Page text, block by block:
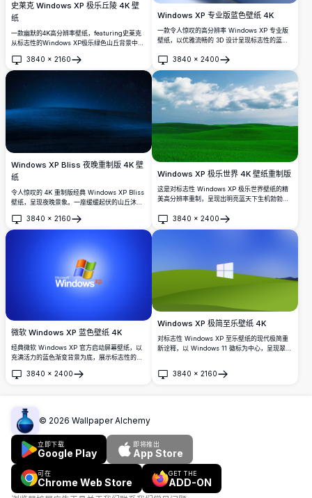
史莱克 Windows XP 极乐丘陵 4K 壁
纸
一款幽默的4K高分辨率壁纸，featuring史莱克
从标志性的Windows XP极乐绿色山丘背景中现
喜爱的梦工厂动画完美结合。
3840 × 2160
打开
Windows XP 专业版蓝色壁纸 4K
一款令人惊叹的高分辨率 Windows XP 专业版
壁纸，以优雅流畅的 3D 设计呈现标志性的蓝色
时尚专业的美感。
3840 × 2400
打开
Windows XP Bliss 夜晚重制版 4K 壁
纸
令人惊叹的 4K 重制版经典 Windows XP Bliss
壁纸，呈现夜晚景象。一座缓缓起伏的山丘沐浴
空，营造出宁静而富有氛围感的夜间景观。
3840 × 2160
打开
Windows XP 极乐世界 4K 壁纸重制版
这是对标志性 Windows XP 极乐世界壁纸的精
美高分辨率重制，呈现出明亮蓝天下生机勃勃的
桌面背景。
3840 × 2400
打开
微软 Windows XP 蓝色壁纸 4K
经典微软 Windows XP 官方启动屏幕壁纸，以
充满活力的蓝色渐变背景为底，展示标志性的四
古计算机爱好者。
3840 × 2400
打开
Windows XP 极简至乐壁纸 4K
对标志性 Windows XP 至乐壁纸的现代极简重
新诠释，以 Windows 11 徽标为中心，呈现翠绿
3840 × 2160
打开
© 2026 Wallpaper Alchemy
立即下载
Google Play
即将推出
App Store
可在
Chrome Web Store
GET THE
ADD-ON